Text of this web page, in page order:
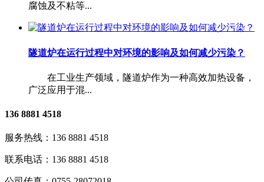
腐蚀及不粘等...
隧道炉在运行过程中对环境的影响及如何减少污染？
在工业生产领域，隧道炉作为一种高效加热设备，
广泛应用于混...
136 8881 4518
服务热线： 136 8881 4518
联系电话： 136 8881 4518